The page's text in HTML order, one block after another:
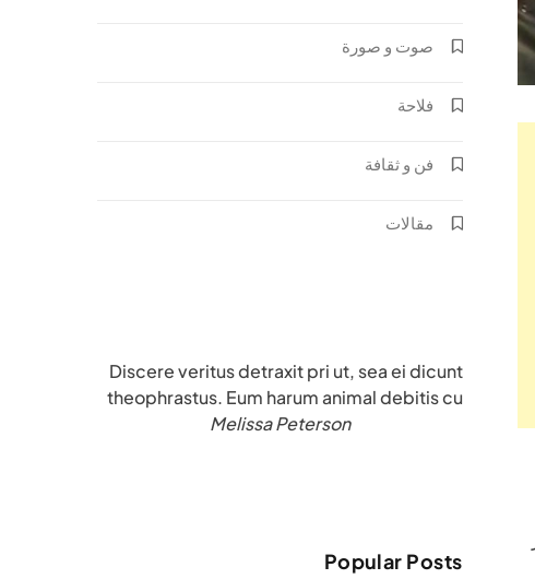
صوت و صورة
فلاحة
فن و ثقافة
مقالات
Discere veritus detraxit pri ut, sea ei dicunt
theophrastus. Eum harum animal debitis cu
Melissa Peterson
Popular Posts